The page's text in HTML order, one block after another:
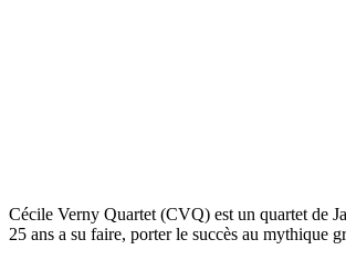
Cécile Verny Quartet (CVQ) est un quartet de
25 ans a su faire, porter le succès au